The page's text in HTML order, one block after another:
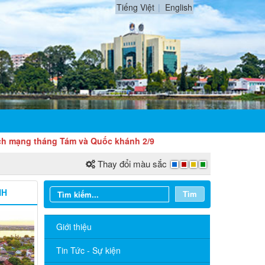
Tiếng Việt English
Tám và Quốc khánh 2/9
Thay đổi màu sắc
Tìm
Giới thiệu
Tin Tức - Sự kiện